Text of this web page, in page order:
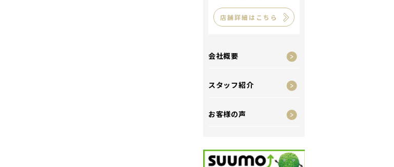
店舗詳細はこちら
会社概要
スタッフ紹介
お客様の声